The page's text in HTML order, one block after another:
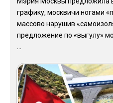
графику, москвичи ногами
массово нарушив
предложение по «выгулу»